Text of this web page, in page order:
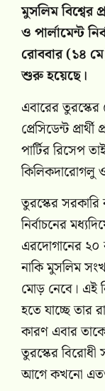
মুসলিম বিশ্বের
ও পার্লামেন্ট
রোববার (১৪
শুরু হয়েছে।
এবারের তুরস্কের
প্রেসিডেন্ট
পার্টির রিসেপ
কিলিকদারোগলু
তুরস্কের সরকারি
নির্বাচনের
এরদোগানের ২০
নাকি মুসলিম
মোড় নেবে। এই
হতে যাচ্ছে তার
কারণ এবার
তুরস্কের
আগে কখনো